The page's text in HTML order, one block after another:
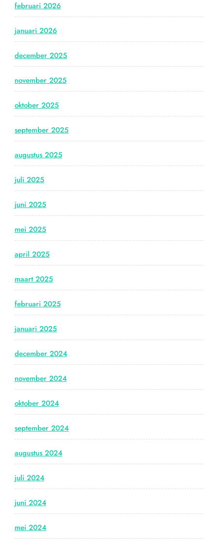
februari 2026
januari 2026
december 2025
november 2025
oktober 2025
september 2025
augustus 2025
juli 2025
juni 2025
mei 2025
april 2025
maart 2025
februari 2025
januari 2025
december 2024
november 2024
oktober 2024
september 2024
augustus 2024
juli 2024
juni 2024
mei 2024